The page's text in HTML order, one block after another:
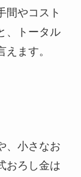
間やコスト
、トータル
ます。
、小さなお
おろし金は